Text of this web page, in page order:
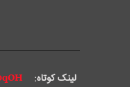
لینک کوتاه: